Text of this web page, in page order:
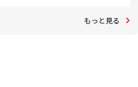
もっと見る